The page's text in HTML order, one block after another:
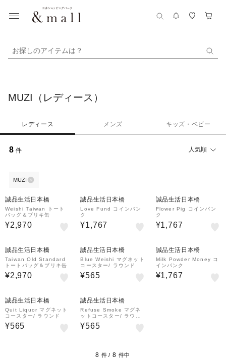
お探しのアイテムは？
MUZI（レディース）
レディース メンズ キッズ・ベビー
8 件 人気順
MUZI
誠品生活日本橋
Weishi Taiwan トート
バッグ＆ブリキ缶
¥2,970
誠品生活日本橋
Love Fund コインバン
ク
¥1,767
誠品生活日本橋
Flower Pig コインバン
ク
¥1,767
誠品生活日本橋
Taiwan Old Standard
トートバッグ＆ブリキ缶
¥2,970
誠品生活日本橋
Blue Weishi マグネット
コースター/ ラウンド
¥565
誠品生活日本橋
Milk Powder Money コ
インバンク
¥1,767
誠品生活日本橋
Quit Liquor マグネット
コースター/ ラウンド
¥565
誠品生活日本橋
Refuse Smoke マグネ
ットコースター/ ラウン
ド
¥565
8 件 / 8 件中